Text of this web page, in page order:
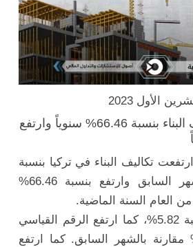
ارتفاع مؤشر تكاليف البناء بنسبة 66.46% سنوياً وارتفع
في أغسطس 2023 ارتفعت تكاليف البناء في تركيا بنسبة
4.62% مقارنة بالشهر السابق وارتفع بنسبة 66.46%
العام السنة الماضية.
وارتفعت المواد بنسبة 5.82%، كما ارتفع الرقم القياسي
بنسبة 1.92% مقارنة بالشهر السابق. كما ارتفع